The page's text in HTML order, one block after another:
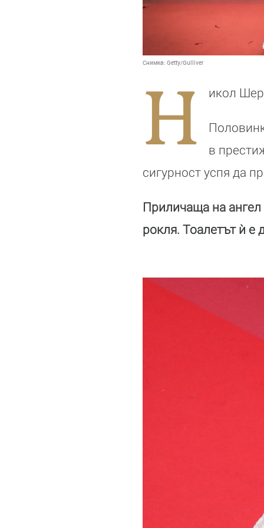
Снимка: Getty/Gulliver
Н икол
в
сигурност успя да
Приличаща на ангел
рокля. Тоалетът ѝ е